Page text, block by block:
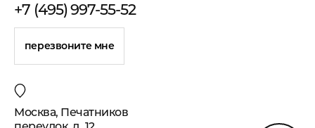
+7 (495) 997-55-52
перезвоните мне
Москва, Печатников